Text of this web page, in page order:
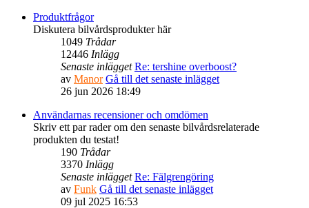
Produktfrågor
Diskutera bilvårdsprodukter här
1049 Trådar
12446 Inlägg
Senaste inlägget Re: tershine overboost?
av Manor Gå till det senaste inlägget
26 jun 2026 18:49
Användarnas recensioner och omdömen
Skriv ett par rader om den senaste bilvårdsrelaterade
produkten du testat!
190 Trådar
3370 Inlägg
Senaste inlägget Re: Fälgrengöring
av Funk Gå till det senaste inlägget
09 jul 2025 16:53